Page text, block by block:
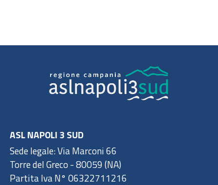
ASL NAPOLI 3 SUD
Sede legale: Via Marconi 66
Torre del Greco - 80059 (NA)
Partita Iva N° 06322711216